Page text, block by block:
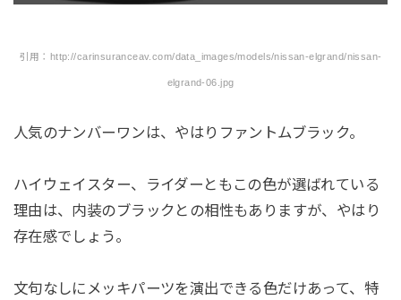
引用：http://carinsuranceav.com/data_images/models/nissan-elgrand/nissan-
elgrand-06.jpg
人気のナンバーワンは、やはりファントムブラック。
ハイウェイスター、ライダーともこの色が選ばれている
理由は、内装のブラックとの相性もありますが、やはり
存在感でしょう。
文句なしにメッキパーツを演出できる色だけあって、特